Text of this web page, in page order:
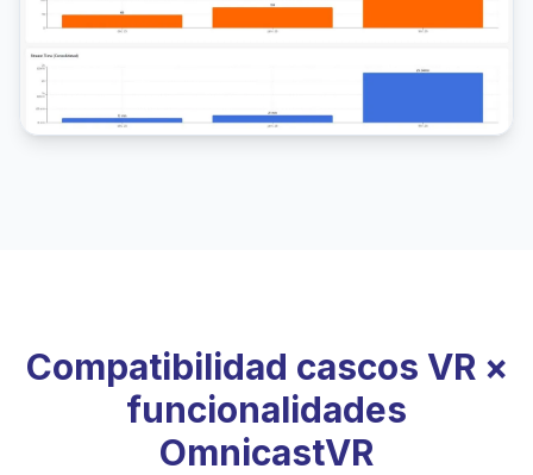
Compatibilidad cascos VR ×
funcionalidades
OmnicastVR